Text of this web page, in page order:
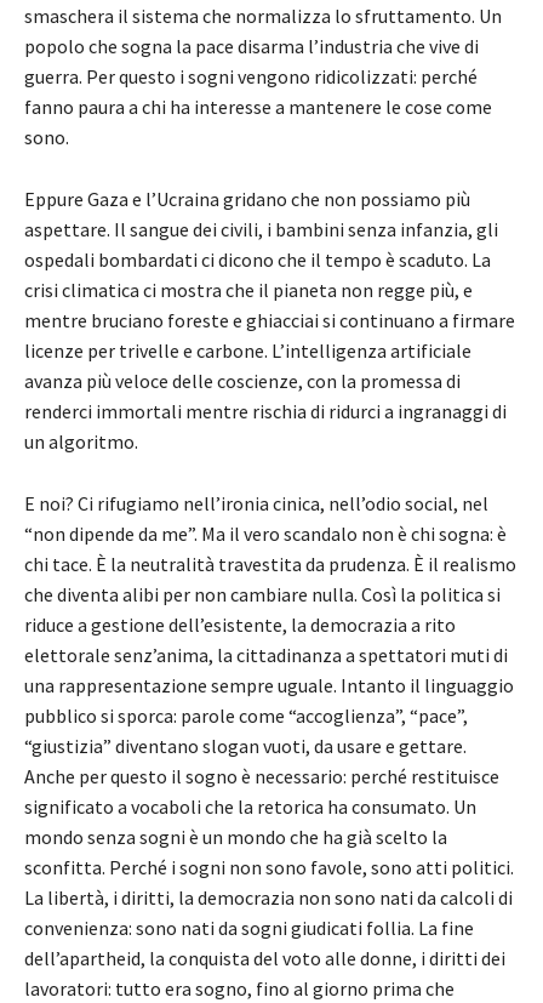
smaschera il sistema che normalizza lo sfruttamento. Un
popolo che sogna la pace disarma l’industria che vive di
guerra. Per questo i sogni vengono ridicolizzati: perché
fanno paura a chi ha interesse a mantenere le cose come
sono.
Eppure Gaza e l’Ucraina gridano che non possiamo più
aspettare. Il sangue dei civili, i bambini senza infanzia, gli
ospedali bombardati ci dicono che il tempo è scaduto. La
crisi climatica ci mostra che il pianeta non regge più, e
mentre bruciano foreste e ghiacciai si continuano a firmare
licenze per trivelle e carbone. L’intelligenza artificiale
avanza più veloce delle coscienze, con la promessa di
renderci immortali mentre rischia di ridurci a ingranaggi di
un algoritmo.
E noi? Ci rifugiamo nell’ironia cinica, nell’odio social, nel
“non dipende da me”. Ma il vero scandalo non è chi sogna: è
chi tace. È la neutralità travestita da prudenza. È il realismo
che diventa alibi per non cambiare nulla. Così la politica si
riduce a gestione dell’esistente, la democrazia a rito
elettorale senz’anima, la cittadinanza a spettatori muti di
una rappresentazione sempre uguale. Intanto il linguaggio
pubblico si sporca: parole come “accoglienza”, “pace”,
“giustizia” diventano slogan vuoti, da usare e gettare.
Anche per questo il sogno è necessario: perché restituisce
significato a vocaboli che la retorica ha consumato. Un
mondo senza sogni è un mondo che ha già scelto la
sconfitta. Perché i sogni non sono favole, sono atti politici.
La libertà, i diritti, la democrazia non sono nati da calcoli di
convenienza: sono nati da sogni giudicati follia. La fine
dell’apartheid, la conquista del voto alle donne, i diritti dei
lavoratori: tutto era sogno, fino al giorno prima che